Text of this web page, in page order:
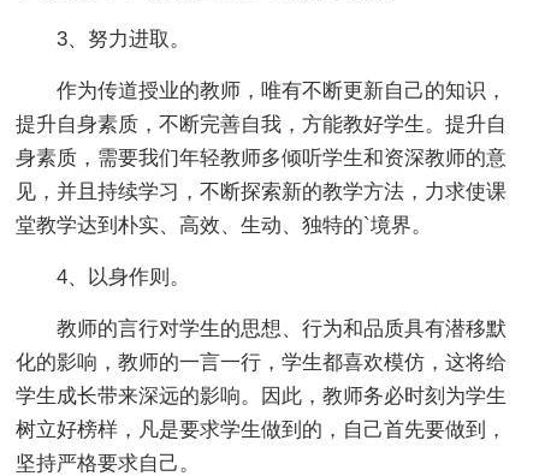
3、努力进取。
作为传道授业的教师，唯有不断更新自己的知识，
提升自身素质，不断完善自我，方能教好学生。提升自
身素质，需要我们年轻教师多倾听学生和资深教师的意
见，并且持续学习，不断探索新的教学方法，力求使课
堂教学达到朴实、高效、生动、独特的`境界。
4、以身作则。
教师的言行对学生的思想、行为和品质具有潜移默
化的影响，教师的一言一行，学生都喜欢模仿，这将给
学生成长带来深远的影响。因此，教师务必时刻为学生
树立好榜样，凡是要求学生做到的，自己首先要做到，
坚持严格要求自己。